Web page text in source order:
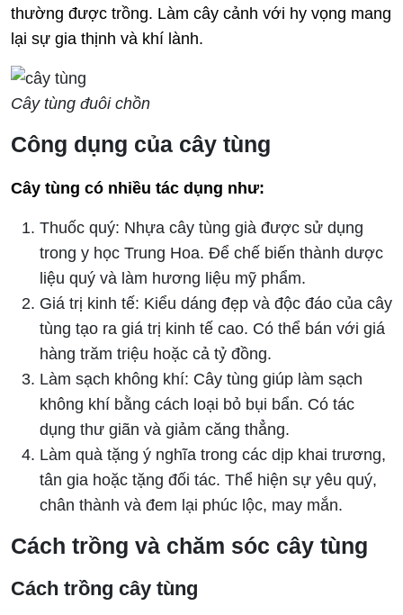
thường được trồng. Làm cây cảnh với hy vọng mang
lại sự gia thịnh và khí lành.
Cây tùng đuôi chồn
Công dụng của cây tùng
Cây tùng có nhiều tác dụng như:
Thuốc quý: Nhựa cây tùng già được sử dụng
trong y học Trung Hoa. Để chế biến thành dược
liệu quý và làm hương liệu mỹ phẩm.
Giá trị kinh tế: Kiểu dáng đẹp và độc đáo của cây
tùng tạo ra giá trị kinh tế cao. Có thể bán với giá
hàng trăm triệu hoặc cả tỷ đồng.
Làm sạch không khí: Cây tùng giúp làm sạch
không khí bằng cách loại bỏ bụi bẩn. Có tác
dụng thư giãn và giảm căng thẳng.
Làm quà tặng ý nghĩa trong các dịp khai trương,
tân gia hoặc tặng đối tác. Thể hiện sự yêu quý,
chân thành và đem lại phúc lộc, may mắn.
Cách trồng và chăm sóc cây tùng
Cách trồng cây tùng